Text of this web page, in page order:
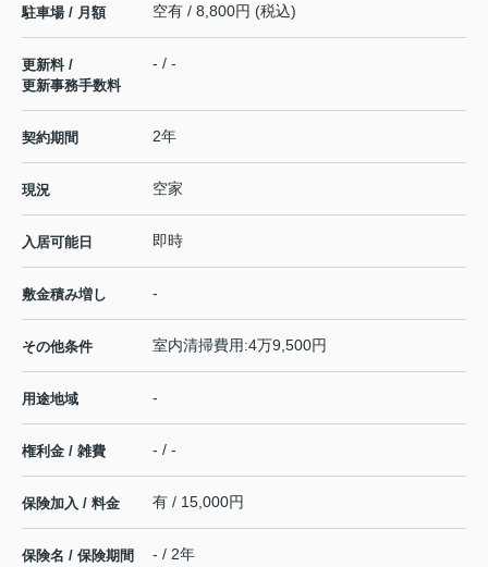
駐車場 / 月額 空有 / 8,800円 (税込)
更新料 /
更新事務手数料
- / -
契約期間 2年
現況 空家
入居可能日 即時
敷金積み増し -
その他条件 室内清掃費用:4万9,500円
用途地域 -
権利金 / 雑費 - / -
保険加入 / 料金 有 / 15,000円
保険名 / 保険期間 - / 2年